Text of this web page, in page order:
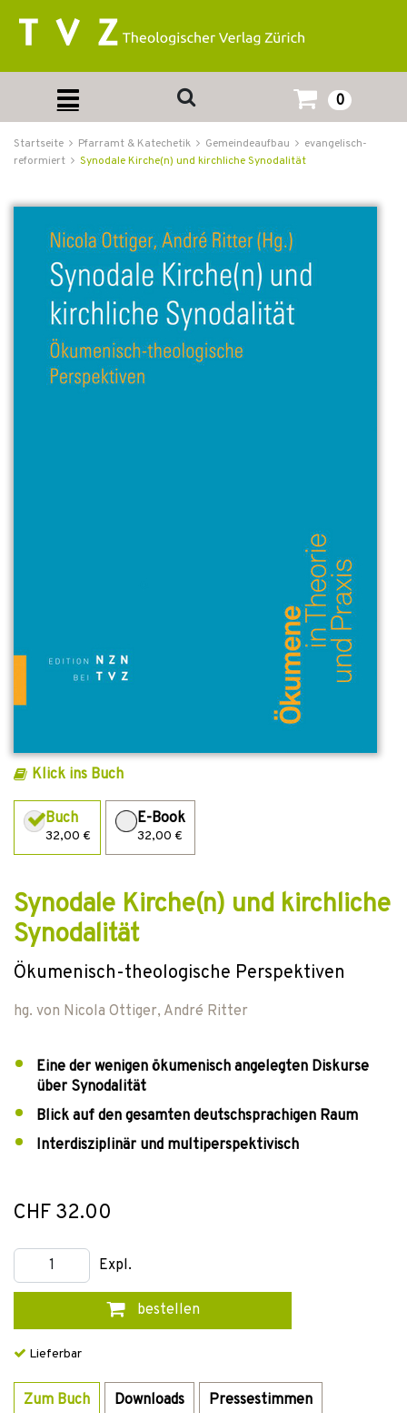
0
Startseite Pfarramt & Katechetik Gemeindeaufbau
evangelisch-
reformiert
Synodale Kirche(n) und kirchliche Synodalität
Klick ins Buch
Buch
32,00 €
E-Book
32,00 €
Synodale Kirche(n) und kirchliche
Synodalität
Ökumenisch-theologische Perspektiven
hg. von Nicola Ottiger, André Ritter
Eine der wenigen ökumenisch angelegten Diskurse
über Synodalität
Blick auf den gesamten deutschsprachigen Raum
Interdisziplinär und multiperspektivisch
CHF 32.00
Expl.
bestellen
Lieferbar
Zum Buch Downloads Pressestimmen